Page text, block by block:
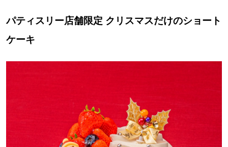
パティスリー店舗限定 クリスマスだけのショート
ケーキ